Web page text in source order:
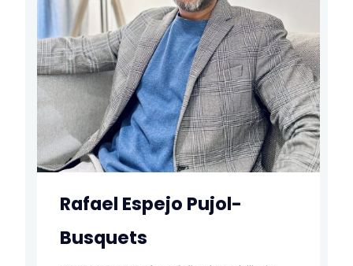
Rafael Espejo Pujol-
Busquets